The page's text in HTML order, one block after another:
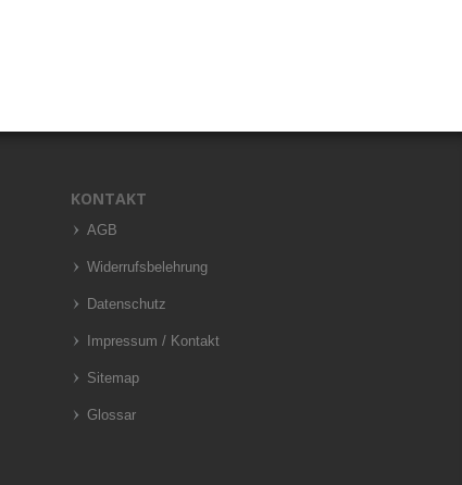
KONTAKT
AGB
Widerrufsbelehrung
Datenschutz
Impressum / Kontakt
Sitemap
Glossar